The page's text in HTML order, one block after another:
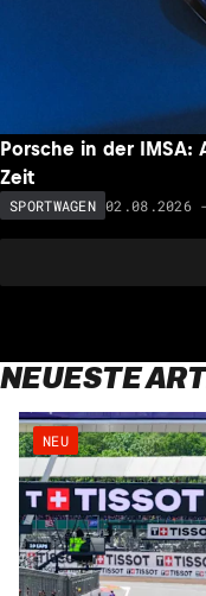
Porsche in der
Zeit
SPORTWAGEN 02.08.2026
NEUESTE
NEU